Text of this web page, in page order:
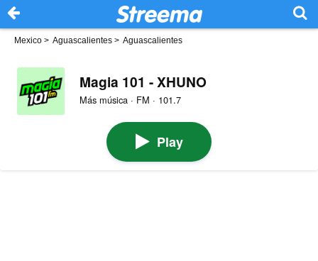
Mexico > Aguascalientes > Aguascalientes
Magia 101 - XHUNO
Más música · FM · 101.7
Play